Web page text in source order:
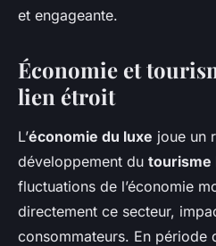
et engageante.
Économie et
lien étroit
L’économie du luxe joue un
développement du tourisme
fluctuations de l’économie
directement ce secteur,
consommateurs. En période